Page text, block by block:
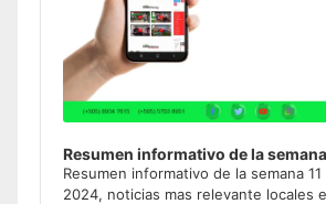
Resumen informativo de la semana
Resumen informativo de la semana 11
2024, noticias mas relevante locales